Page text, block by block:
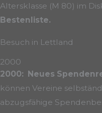
Altersklasse (M 80) im
Bestenliste.
Besuch in Lettland
2000
2000: Neues
können Vereine
abzugsfähige